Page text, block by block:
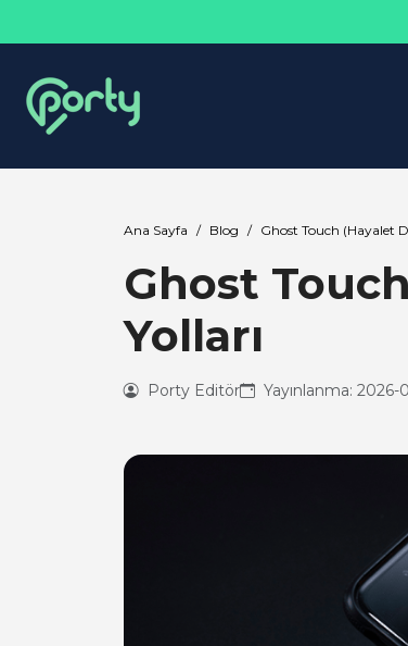
Ana Sayfa Blog Ghost Touch (Hayalet
Ghost
Yolları
Porty Editör Yayınlanma: 2026-